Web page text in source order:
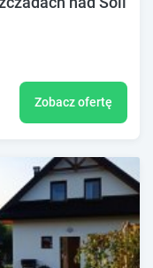
Zobacz ofertę